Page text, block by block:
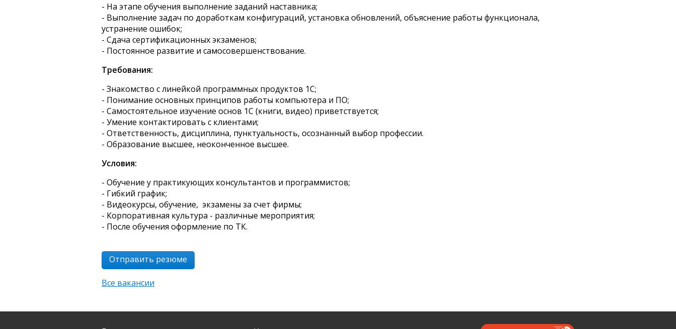
- На этапе обучения выполнение заданий наставника;
- Выполнение задач по доработкам конфигураций, установка обновлений, объяснение работы функционала,
устранение ошибок;
- Сдача сертификационных экзаменов;
- Постоянное развитие и самосовершенствование.
Требования:
- Знакомство с линейкой программных продуктов 1С;
- Понимание основных принципов работы компьютера и ПО;
- Самостоятельное изучение основ 1С (книги, видео) приветствуется;
- Умение контактировать с клиентами;
- Ответственность, дисциплина, пунктуальность, осознанный выбор профессии.
- Образование высшее, неоконченное высшее.
Условия:
- Обучение у практикующих консультантов и программистов;
- Гибкий график;
- Видеокурсы, обучение, экзамены за счет фирмы;
- Корпоративная культура - различные мероприятия;
- После обучения оформление по ТК.
Отправить резюме
Все вакансии